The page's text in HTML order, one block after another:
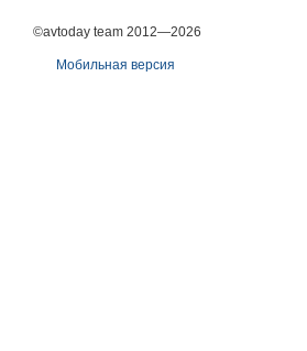
©avtoday team 2012—2026
Мобильная версия